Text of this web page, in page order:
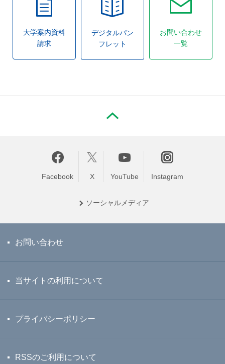
大学案内資料
請求
デジタルパン
フレット
お問い合わせ
一覧
Facebook X YouTube Instagram
ソーシャル メディア
お問い合わせ
当サイトの利用について
プライバシーポリシー
RSSのご利用について